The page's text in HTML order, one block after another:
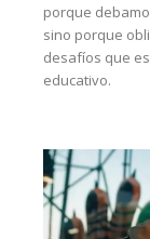
porque
sino porque
desafíos que
educativo.